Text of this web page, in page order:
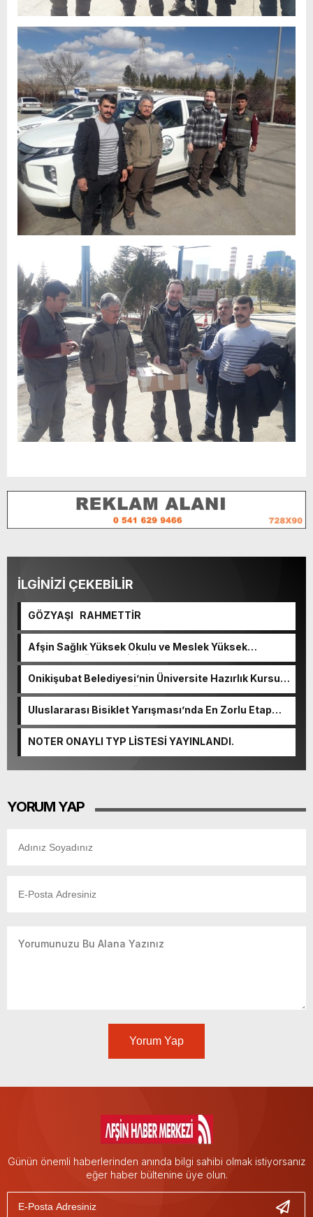
İLGİNİZİ ÇEKEBİLİR
GÖZYAŞI RAHMETTİR
Afşin Sağlık Yüksek Okulu ve Meslek Yüksek
Okulunda görev değişimi!
Onikişubat Belediyesi’nin Üniversite Hazırlık Kursu
başvurularında son gün 7 Ağustos.
Uluslararası Bisiklet Yarışması’nda En Zorlu Etap
NOTER ONAYLI TYP LİSTESİ YAYINLANDI.
YORUM YAP
Yorum Yap
Günün önemli haberlerinden anında bilgi sahibi olmak istiyorsanız
eğer haber bültenine üye olun.